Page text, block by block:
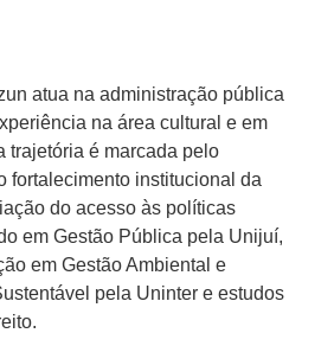
atua na administração pública
na área cultural e em
trajetória é marcada pelo
fortalecimento institucional da
do acesso às políticas
em Gestão Pública pela Unijuí,
em Gestão Ambiental e
pela Uninter e estudos